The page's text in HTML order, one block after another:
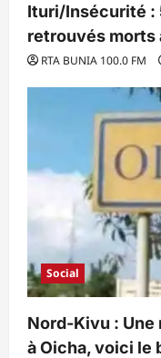
Ituri/Insécurité :
retrouvés morts
RTA BUNIA 100.0 FM
Social
Nord-Kivu : Une
à Oicha, voici le